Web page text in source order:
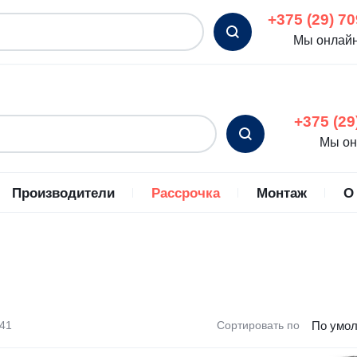
+375
Мы
кондиционеры
Производители Рассрочка Монтаж О
+375 (29)
Мы
Сортировать по